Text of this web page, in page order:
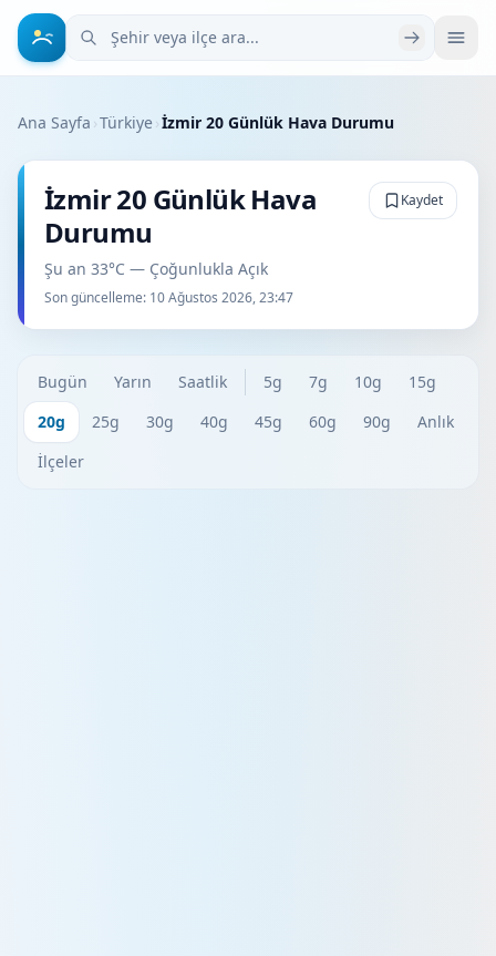
Şehir veya ilçe ara
Ana Sayfa ›Türkiye›İzmir 20 Günlük Hava Durumu
İzmir 20 Günlük Hava
Durumu
Şu an 33°C — Çoğunlukla Açık
Son güncelleme: 10 Ağustos 2026, 23:47
Kaydet
Bugün Yarın Saatlik 5g 7g 10g
15g
20g
25g 30g 40g 45g 60g 90g
Anlık
İlçeler